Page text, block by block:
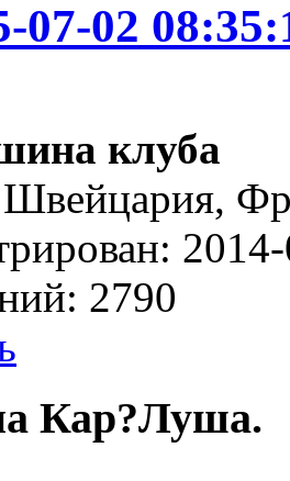
07-02
клуба
2790
Кар?Луша.